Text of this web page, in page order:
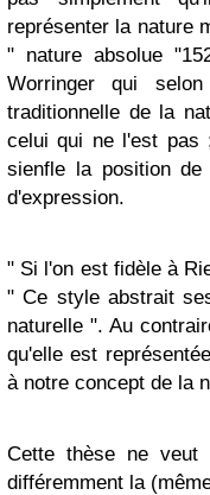
représenter la nature
" nature absolue
Worringer qui
traditionnelle de la
celui qui ne l'est pas
sienfle la position
d'expression.
" Si l'on est fidèle à
" Ce style abstrait
naturelle ". Au
qu'elle est
à notre concept de la
Cette thèse ne veut
différemment la